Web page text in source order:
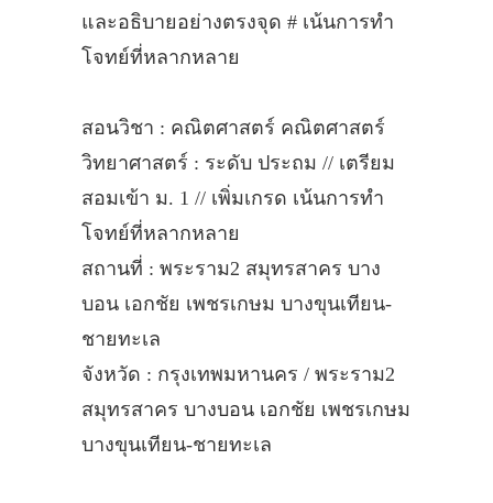
และอธิบายอย่างตรงจุด # เน้นการทำ
โจทย์ที่หลากหลาย
สอนวิชา : คณิตศาสตร์ คณิตศาสตร์
วิทยาศาสตร์ : ระดับ ประถม // เตรียม
สอมเข้า ม. 1 // เพิ่มเกรด เน้นการทำ
โจทย์ที่หลากหลาย
สถานที่ : พระราม2 สมุทรสาคร บาง
บอน เอกชัย เพชรเกษม บางขุนเทียน-
ชายทะเล
จังหวัด : กรุงเทพมหานคร / พระราม2
สมุทรสาคร บางบอน เอกชัย เพชรเกษม
บางขุนเทียน-ชายทะเล